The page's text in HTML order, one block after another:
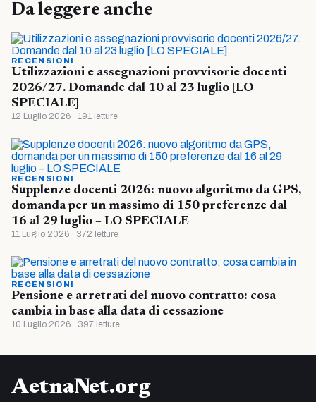
Da leggere anche
RECENSIONI
Utilizzazioni e assegnazioni provvisorie docenti
2026/27. Domande dal 10 al 23 luglio [LO
SPECIALE]
12 Luglio 2026 · 191 letture
RECENSIONI
Supplenze docenti 2026: nuovo algoritmo da GPS,
domanda per un massimo di 150 preferenze dal
16 al 29 luglio – LO SPECIALE
11 Luglio 2026 · 372 letture
RECENSIONI
Pensione e arretrati del nuovo contratto: cosa
cambia in base alla data di cessazione
10 Luglio 2026 · 397 letture
AetnaNet.org